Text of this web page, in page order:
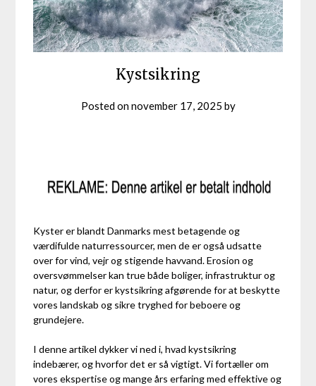
Kystsikring
Posted onnovember 17, 2025 by
Kyster er blandt Danmarks mest betagende og
værdifulde naturressourcer, men de er også udsatte
over for vind, vejr og stigende havvand. Erosion og
oversvømmelser kan true både boliger, infrastruktur og
natur, og derfor er kystsikring afgørende for at beskytte
vores landskab og sikre tryghed for beboere og
grundejere.
I denne artikel dykker vi ned i, hvad kystsikring
indebærer, og hvorfor det er så vigtigt. Vi fortæller om
vores ekspertise og mange års erfaring med effektive og